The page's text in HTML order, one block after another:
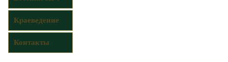
Краеведение
Контакты